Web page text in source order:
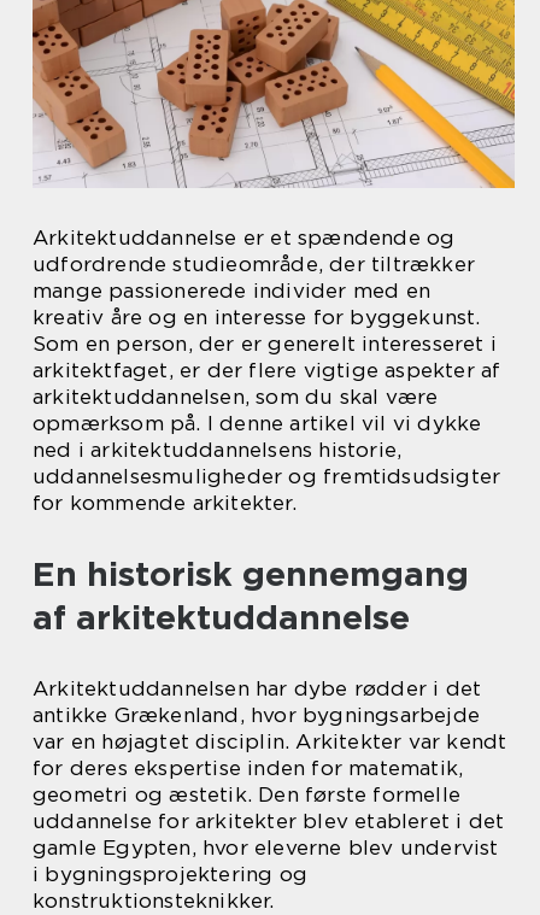
Arkitektuddannelse er et spændende og
udfordrende studieområde, der tiltrækker
mange passionerede individer med en
kreativ åre og en interesse for byggekunst.
Som en person, der er generelt interesseret i
arkitektfaget, er der flere vigtige aspekter af
arkitektuddannelsen, som du skal være
opmærksom på. I denne artikel vil vi dykke
ned i arkitektuddannelsens historie,
uddannelsesmuligheder og fremtidsudsigter
for kommende arkitekter.
En historisk gennemgang
af arkitektuddannelse
Arkitektuddannelsen har dybe rødder i det
antikke Grækenland, hvor bygningsarbejde
var en højagtet disciplin. Arkitekter var kendt
for deres ekspertise inden for matematik,
geometri og æstetik. Den første formelle
uddannelse for arkitekter blev etableret i det
gamle Egypten, hvor eleverne blev undervist
i bygningsprojektering og
konstruktionsteknikker.